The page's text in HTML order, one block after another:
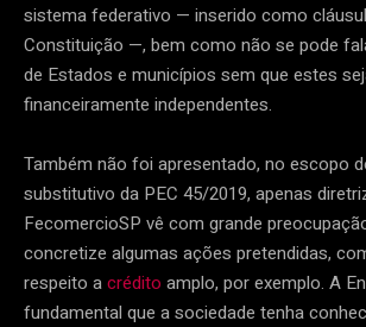
sistema federativo — inserido como
Constituição —, bem como não se pode
de Estados e municípios sem que estes
financeiramente independentes.
Também não foi apresentado, no escopo
substitutivo da PEC 45/2019, apenas
FecomercioSP vê com grande
concretize algumas ações pretendidas,
respeito acrédito amplo, por exemplo. A
fundamental que a sociedade tenha